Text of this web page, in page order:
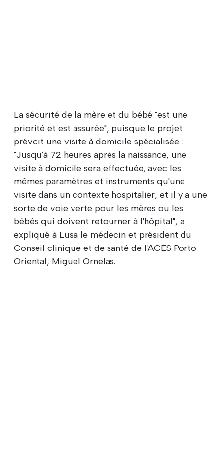
La sécurité de la mère et du bébé "est une
priorité et est assurée", puisque le projet
prévoit une visite à domicile spécialisée :
"Jusqu'à 72 heures après la naissance, une
visite à domicile sera effectuée, avec les
mêmes paramètres et instruments qu'une
visite dans un contexte hospitalier, et il y a une
sorte de voie verte pour les mères ou les
bébés qui doivent retourner à l'hôpital", a
expliqué à Lusa le médecin et président du
Conseil clinique et de santé de l'ACES Porto
Oriental, Miguel Ornelas.